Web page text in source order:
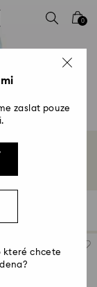
0
univerzální,
podle
zaslat pouze
které chcete